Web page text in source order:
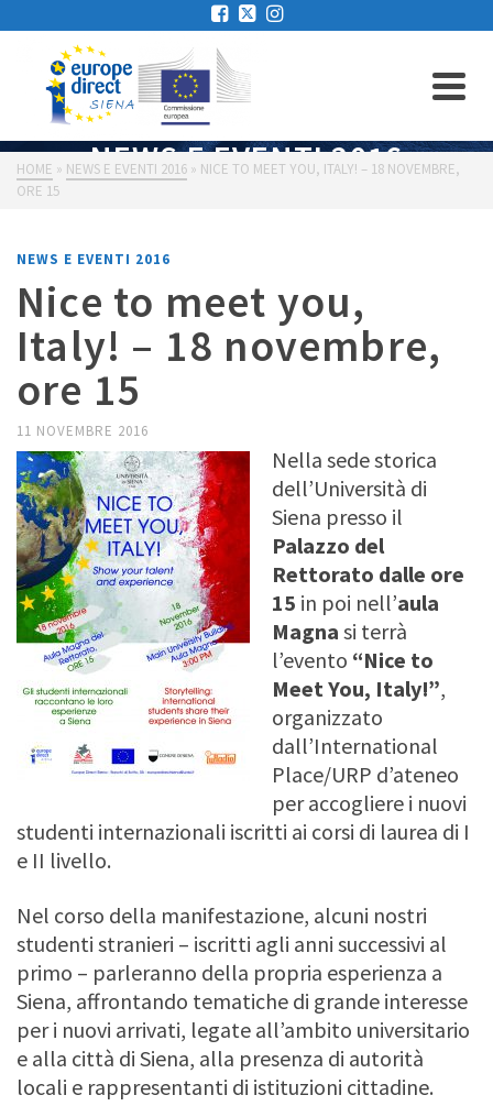
NEWS E EVENTI 2016
HOME » NEWS E EVENTI 2016 » NICE TO MEET YOU, ITALY! – 18 NOVEMBRE,
ORE 15
NEWS E EVENTI 2016
Nice to meet you,
Italy! – 18 novembre,
ore 15
11 NOVEMBRE 2016
Nella sede storica
dell’Università di
Siena presso il
Palazzo del
Rettorato dalle ore
15 in poi nell’aula
Magna si terrà
l’evento “Nice to
Meet You, Italy!”,
organizzato
dall’International
Place/URP d’ateneo
per accogliere i nuovi
studenti internazionali iscritti ai corsi di laurea di I
e II livello.
Nel corso della manifestazione, alcuni nostri
studenti stranieri – iscritti agli anni successivi al
primo – parleranno della propria esperienza a
Siena, affrontando tematiche di grande interesse
per i nuovi arrivati, legate all’ambito universitario
e alla città di Siena, alla presenza di autorità
locali e rappresentanti di istituzioni cittadine.